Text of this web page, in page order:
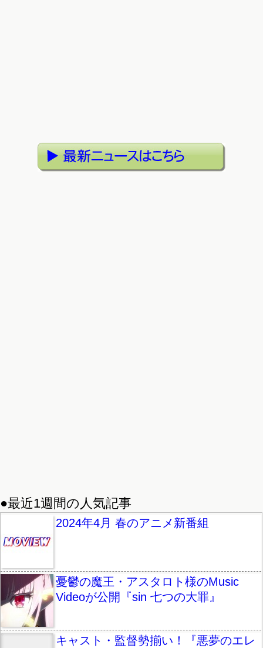
●最近1週間の人気記事
2024年4月 春のアニメ新番組
憂鬱の魔王・アスタロト様のMusic
Videoが公開『sin 七つの大罪』
キャスト・監督勢揃い！『悪夢のエレ